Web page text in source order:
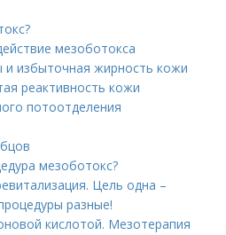
мезоботокса
избыточная жирность кожи
реактивность кожи
потоотделения
мезоботокс?
Цель одна –
разные!
кислотой. Мезотерапия